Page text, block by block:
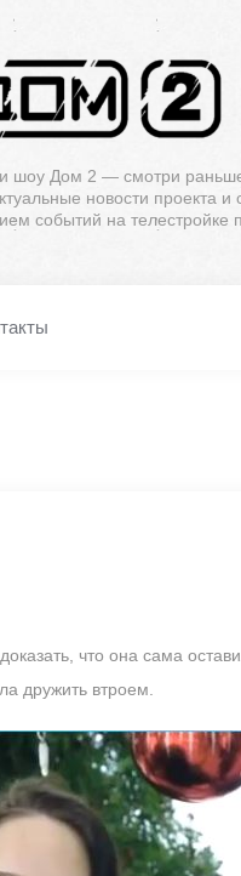
шоу Дом 2 — смотри
новости проекта
событий на телестройке
что она сама
дружить втроем.